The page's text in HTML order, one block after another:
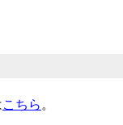
こちら 。